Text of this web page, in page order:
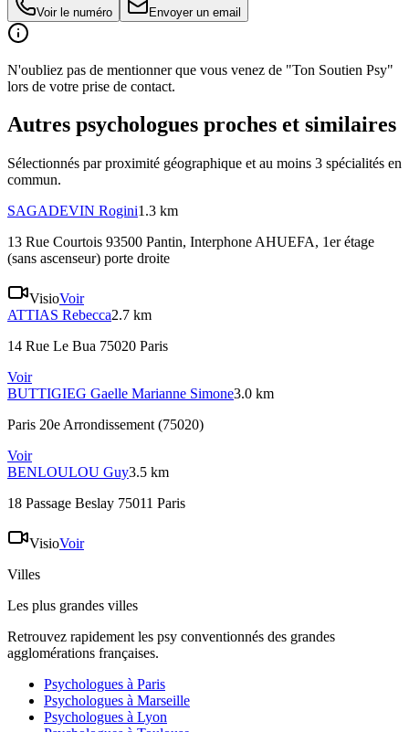
Voir le numéro Envoyer un email
N'oubliez pas de mentionner que vous venez de "Ton Soutien Psy"
lors de votre prise de contact.
Autres psychologues proches et similaires
Sélectionnés par proximité géographique et au moins 3 spécialités en
commun.
SAGADEVIN Rogini1.3 km
13 Rue Courtois 93500 Pantin, Interphone AHUEFA, 1er étage
(sans ascenseur) porte droite
VisioVoir
ATTIAS Rebecca2.7 km
14 Rue Le Bua 75020 Paris
Voir
BUTTIGIEG Gaelle Marianne Simone3.0 km
Paris 20e Arrondissement (75020)
Voir
BENLOULOU Guy3.5 km
18 Passage Beslay 75011 Paris
VisioVoir
Villes
Les plus grandes villes
Retrouvez rapidement les psy conventionnés des grandes
agglomérations françaises.
Psychologues à Paris
Psychologues à Marseille
Psychologues à Lyon